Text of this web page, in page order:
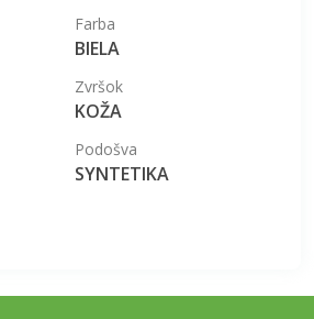
Farba
BIELA
Zvršok
KOŽA
Podošva
SYNTETIKA